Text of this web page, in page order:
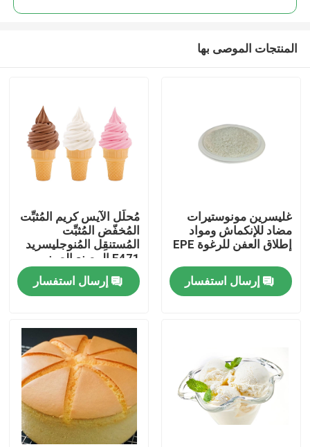
عرض الواقع الافتراضي
المنتجات الموصى بها
غليسرين مونوستيرات
مضاد للإنكماش ومواد
إطلاق العفن للرغوة EPE
إرسال استفسار
مُحلِّل الآيس كريم المُثبِّت
المُخفّض المُثبِّت
المُستنقِل المُنوجليسريد
E471 المصنع الصيني
إرسال استفسار